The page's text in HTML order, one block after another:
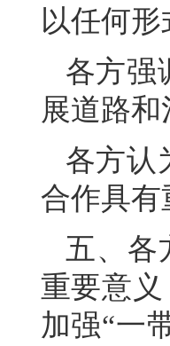
以任何
各方强
展道路
各方认
合作具有
五、各
重要意
加强“一